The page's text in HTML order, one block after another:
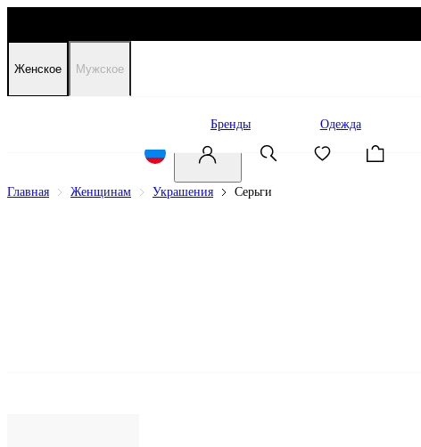
Женское Мужское
Бренды Одежда
Главная Женщинам Украшения Серьги